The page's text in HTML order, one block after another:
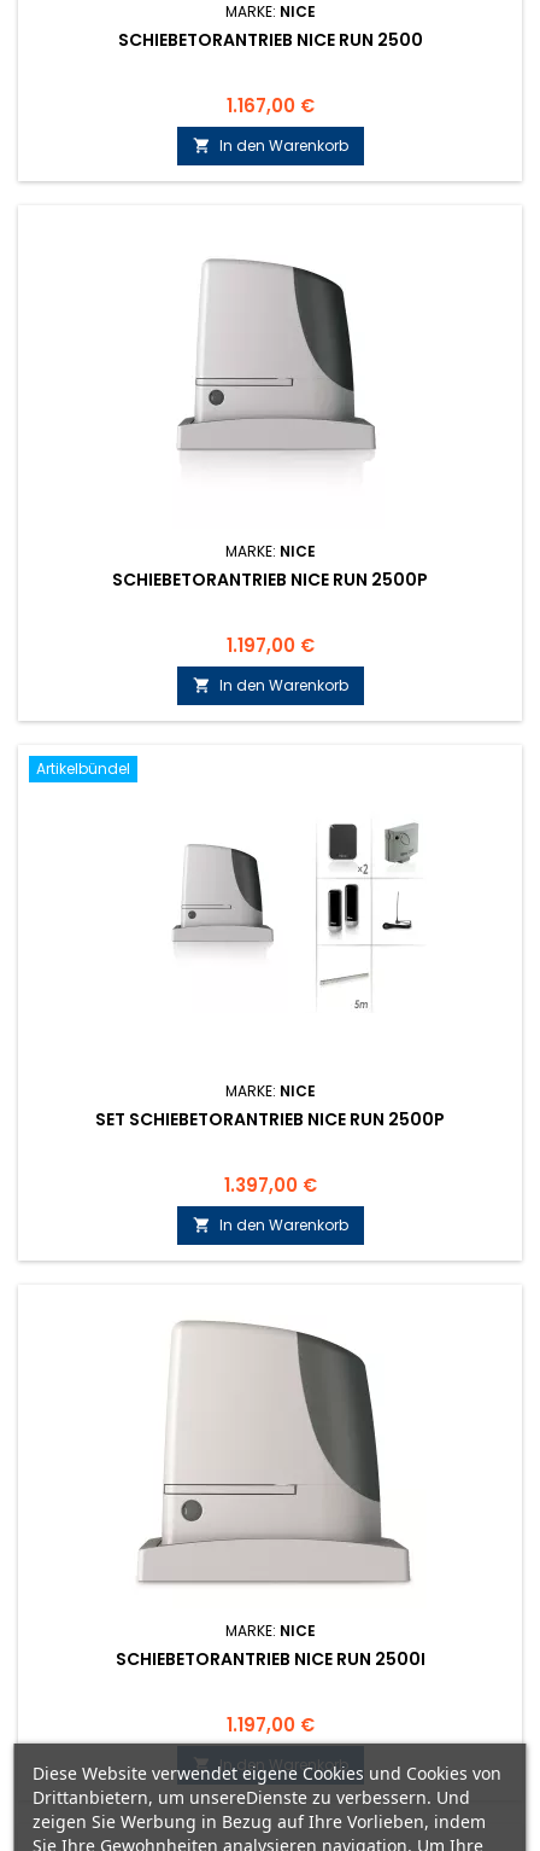
MARKE: NICE
SCHIEBETORANTRIEB NICE RUN 2500
Preis
1.167,00 €
 In den Warenkorb
MARKE: NICE
SCHIEBETORANTRIEB NICE RUN 2500P
Preis
1.197,00 €
 In den Warenkorb
Artikelbündel
MARKE: NICE
SET SCHIEBETORANTRIEB NICE RUN 2500P
Preis
1.397,00 €
 In den Warenkorb
MARKE: NICE
SCHIEBETORANTRIEB NICE RUN 2500I
Preis
1.197,00 €
 In den Warenkorb
Diese Website verwendet eigene Cookies und Cookies von
Drittanbietern, um unsereDienste zu verbessern. Und
zeigen Sie Werbung in Bezug auf Ihre Vorlieben, indem
Sie Ihre Gewohnheiten analysieren navigation. Um Ihre